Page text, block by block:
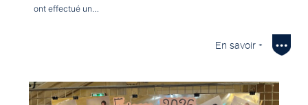
ont effectué un…
En savoir +